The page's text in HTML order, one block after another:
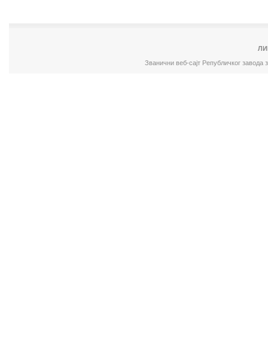
Званични веб-сајт Републичког